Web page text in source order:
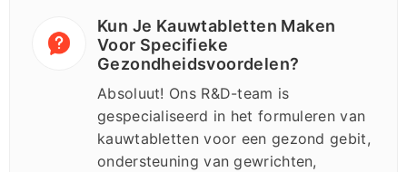
Kun Je Kauwtabletten Maken
Voor Specifieke
Gezondheidsvoordelen?
Absoluut! Ons R&D-team is
gespecialiseerd in het formuleren van
kauwtabletten voor een gezond gebit,
ondersteuning van gewrichten,